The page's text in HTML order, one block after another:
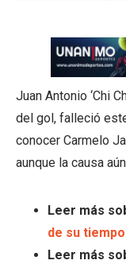
Juan Antonio ‘Chi
del gol, falleció
conocer Carmelo
aunque la causa
Leer más
de su tiempo
Leer más